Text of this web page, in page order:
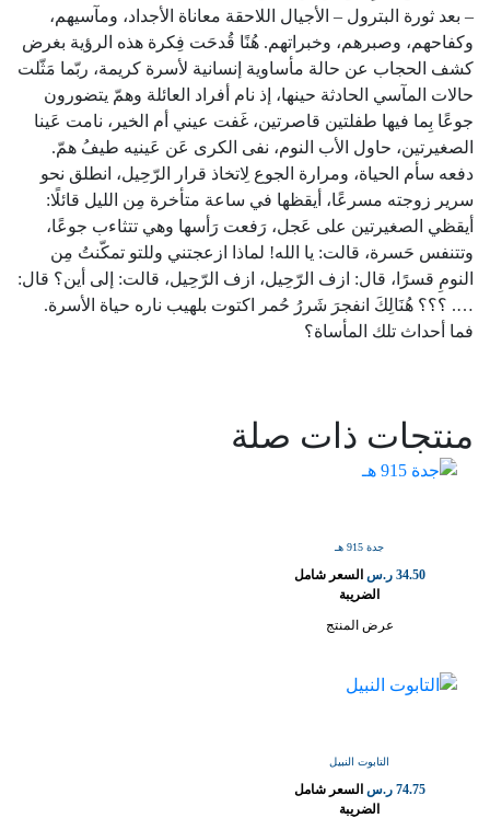
– بعد ثورة البترول – الأجيال اللاحقة معاناة الأجداد، ومآسيهم،
وكفاحهم، وصبرهم، وخبراتهم. هُنًا قُدحَت فِكرة هذه الرؤية بغرض
كشف الحجاب عن حالة مأساوية إنسانية لأسرة كريمة، ربّما مَثّلت
حالات المآسي الحادثة حينها، إذ نام أفراد العائلة وهمّ يتضورون
جوعًا بِما فيها طفلتين قاصرتين، غَفت عيني أم الخير، نامت عَينا
الصغيرتين، حاول الأب النوم، نفى الكرى عَن عَينيه طيفُ همّ.
دفعه سأم الحياة، ومرارة الجوع لِاتخاذ قرار الرّحِيل، انطلق نحو
سرير زوجته مسرعًا، أيقظها في ساعة متأخرة مِن الليل قائلًا:
أيقظي الصغيرتين على عَجل، رَفعت رَأسها وهي تتثاءب جوعًا،
وتتنفس حَسرة، قالت: يا الله! لماذا ازعجتني وللتو تمكّنتُ مِن
النومِ قسرًا، قال: ازف الرّحِيل، ازف الرّحِيل، قالت: إلى أين؟ قال:
…. ؟؟؟ هُنَالِكَ انفجرَ شَررُ حُمر اكتوت بلهيب ناره حياة الأسرة.
فما أحداث تلك المأساة؟
منتجات ذات صلة
جدة 915 هـ
34.50 ر.س السعر شامل
الضريبة
عرض المنتج
التابوت النبيل
74.75 ر.س السعر شامل
الضريبة